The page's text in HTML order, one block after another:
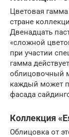
Цветовая
стране
Двенадцать
«сложной
при участии
гамма
облицовочный
каждый может
фасада
Коллекция
Облицовка от